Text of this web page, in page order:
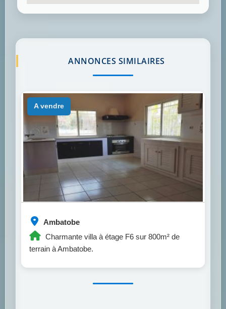
ANNONCES SIMILAIRES
Ambatobe
Charmante villa à étage F6 sur 800m² de
terrain à Ambatobe.
a vendre